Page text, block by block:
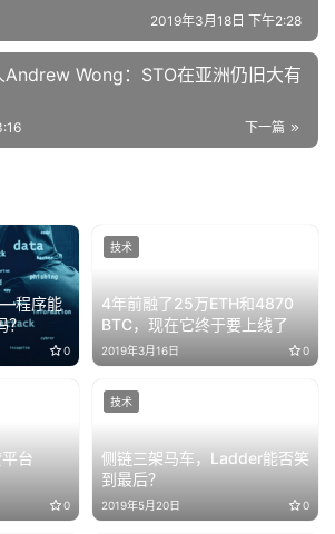
2019年3月18日 下午2:28
Andrew Wong：STO在亚洲仍旧大有
下一篇
程序能
？
0
4年前融了25万ETH和4870
BTC，现在它终于要上线了
2019年3月16日 0
技术
台
0
侧链三架马车，Ladder能否笑
到最后？
2019年5月20日 0
技术